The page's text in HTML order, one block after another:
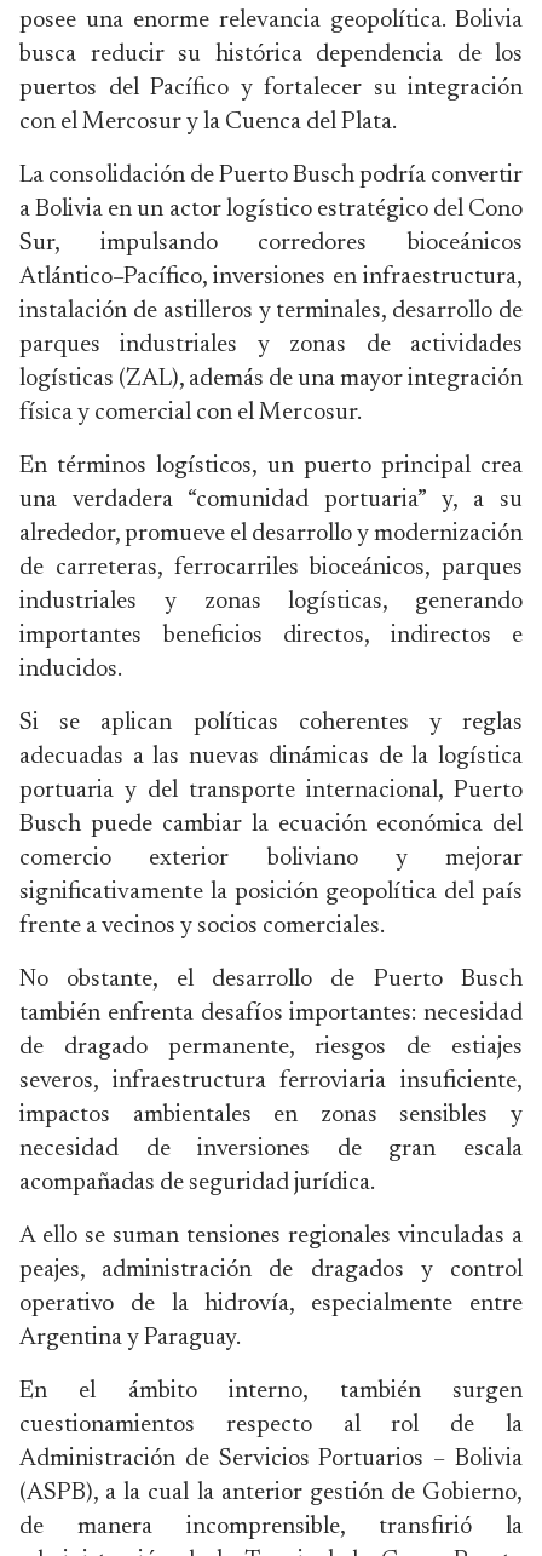
posee una enorme relevancia geopolítica. Bolivia
busca reducir su histórica dependencia de los
puertos del Pacífico y fortalecer su integración
con el Mercosur y la Cuenca del Plata.
La consolidación de Puerto Busch podría convertir
a Bolivia en un actor logístico estratégico del Cono
Sur, impulsando corredores bioceánicos
Atlántico–Pacífico, inversiones en infraestructura,
instalación de astilleros y terminales, desarrollo de
parques industriales y zonas de actividades
logísticas (ZAL), además de una mayor integración
física y comercial con el Mercosur.
En términos logísticos, un puerto principal crea
una verdadera “comunidad portuaria” y, a su
alrededor, promueve el desarrollo y modernización
de carreteras, ferrocarriles bioceánicos, parques
industriales y zonas logísticas, generando
importantes beneficios directos, indirectos e
inducidos.
Si se aplican políticas coherentes y reglas
adecuadas a las nuevas dinámicas de la logística
portuaria y del transporte internacional, Puerto
Busch puede cambiar la ecuación económica del
comercio exterior boliviano y mejorar
significativamente la posición geopolítica del país
frente a vecinos y socios comerciales.
No obstante, el desarrollo de Puerto Busch
también enfrenta desafíos importantes: necesidad
de dragado permanente, riesgos de estiajes
severos, infraestructura ferroviaria insuficiente,
impactos ambientales en zonas sensibles y
necesidad de inversiones de gran escala
acompañadas de seguridad jurídica.
A ello se suman tensiones regionales vinculadas a
peajes, administración de dragados y control
operativo de la hidrovía, especialmente entre
Argentina y Paraguay.
En el ámbito interno, también surgen
cuestionamientos respecto al rol de la
Administración de Servicios Portuarios – Bolivia
(ASPB), a la cual la anterior gestión de Gobierno,
de manera incomprensible, transfirió la